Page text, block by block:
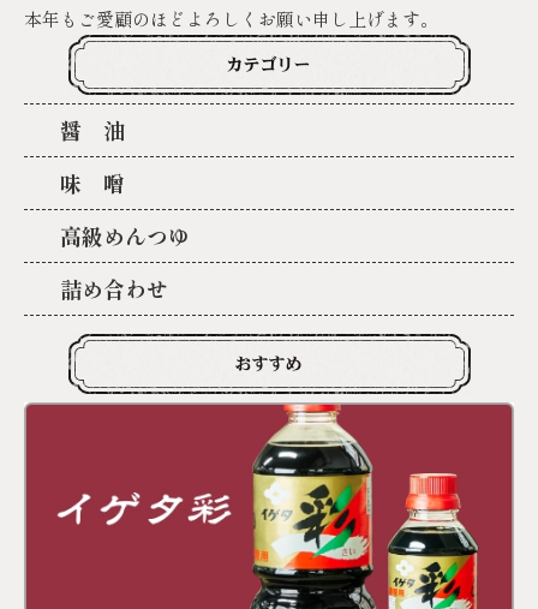
本年もご愛顧のほどよろしくお願い申し上げます。
醤 油
味 噌
高級めんつゆ
詰め合わせ